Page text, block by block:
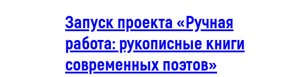
Запуск проекта «Ручная
работа: рукописные книги
современных поэтов»